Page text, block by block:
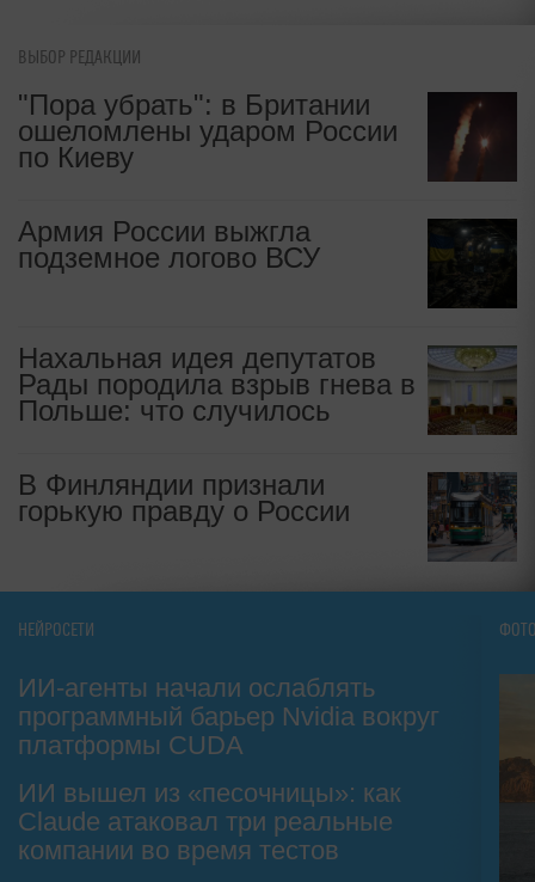
ВЫБОР РЕДАКЦИИ
"Пора убрать": в Британии
ошеломлены ударом России
по Киеву
Армия России выжгла
подземное логово ВСУ
Нахальная идея депутатов
Рады породила взрыв гнева в
Польше: что случилось
В Финляндии признали
горькую правду о России
НЕЙРОСЕТИ
ИИ-агенты начали ослаблять
программный барьер Nvidia вокруг
платформы CUDA
ИИ вышел из «песочницы»: как
Claude атаковал три реальные
компании во время тестов